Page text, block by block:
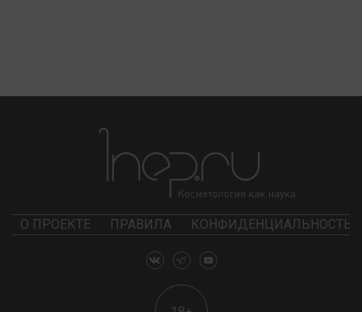
О ПРОЕКТЕ ПРАВИЛА КОНФИДЕНЦИАЛЬНОСТЬ